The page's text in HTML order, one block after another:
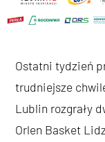
Ostatni tydzień
trudniejsze
Lublin rozgrały
Orlen Basket